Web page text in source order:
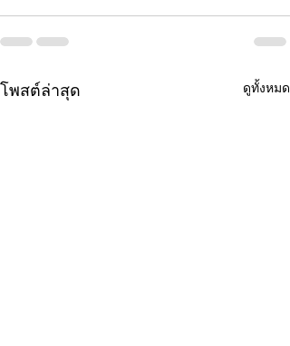
โพสต์ล่าสุด ดูทั้งหมด